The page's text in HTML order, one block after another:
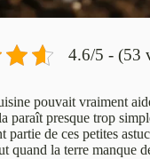
4.6/5 - (53
pouvait vraiment
paraît presque trop
partie de ces petites
quand la terre manque